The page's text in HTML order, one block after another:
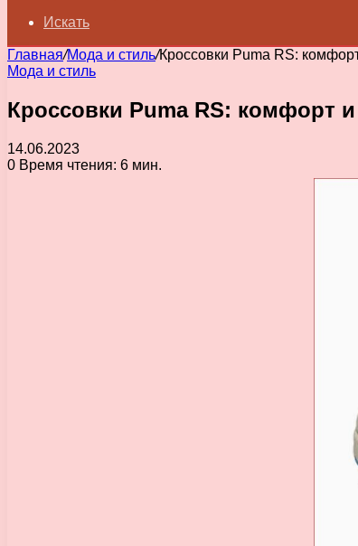
Искать
Главная/Мода и стиль/Кроссовки Puma RS:
Мода и стиль
Кроссовки Puma RS: комфорт
14.06.2023
0 Время чтения: 6 мин.